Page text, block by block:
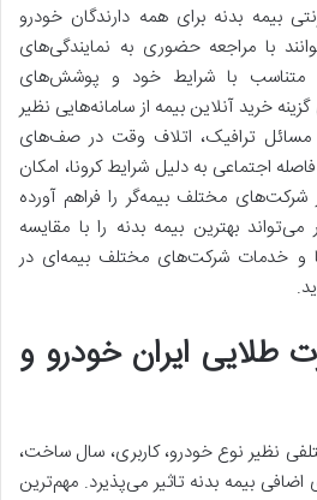
بیمه بدنه برای همه دارندگان خودرو
با مراجعه حضوری به نمایندگی‌های
متناسب با شرایط خود و پوشش‌های
خرید آنلاین بیمه از سامانه‌هایی نظیر
مسائل ترافیک، اتلاف وقت در صف‌های
اجتماعی به دلیل شرایط کرونا، امکان
شرکت‌های مختلف بیمه‌گر را فراهم آورده
بهترین بیمه بدنه را با مقایسه
و خدمات شرکت‌های مختلف بیمه‌ای در
طلایی ایران خودرو و
نظیر نوع خودرو، کاربری، سال ساخت،
بیمه بدنه تاثیر می‌‌پذیرد. مهم‌ترین